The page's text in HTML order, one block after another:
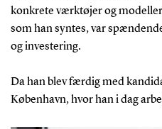
konkrete værktøjer og
som han syntes, var
og investering.
Da han blev færdig med
København, hvor han i dag